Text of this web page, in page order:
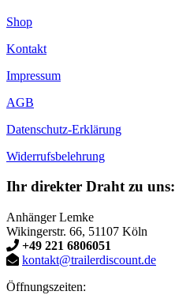
Shop
Kontakt
Impressum
AGB
Datenschutz-Erklärung
Widerrufsbelehrung
Ihr direkter Draht zu uns:
Anhänger Lemke
Wikingerstr. 66, 51107 Köln
+49 221 6806051
kontakt@trailerdiscount.de
Öffnungszeiten: